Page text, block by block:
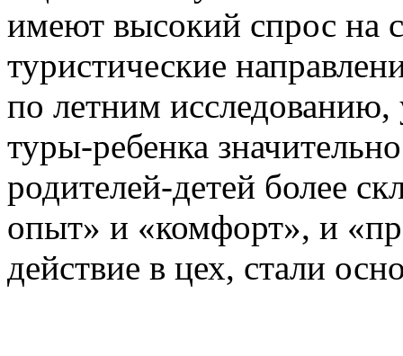
имеют высокий спрос на
туристические
по летним
туры-ребенка
родителей-детей более
опыт» и «комфорт», и
действие в цех, стали